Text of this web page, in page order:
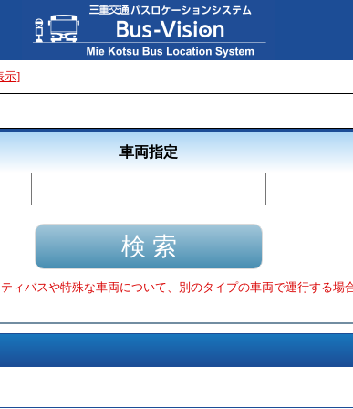
示]
車両指定
ィバスや特殊な車両について、別のタイプの車両で運行する場